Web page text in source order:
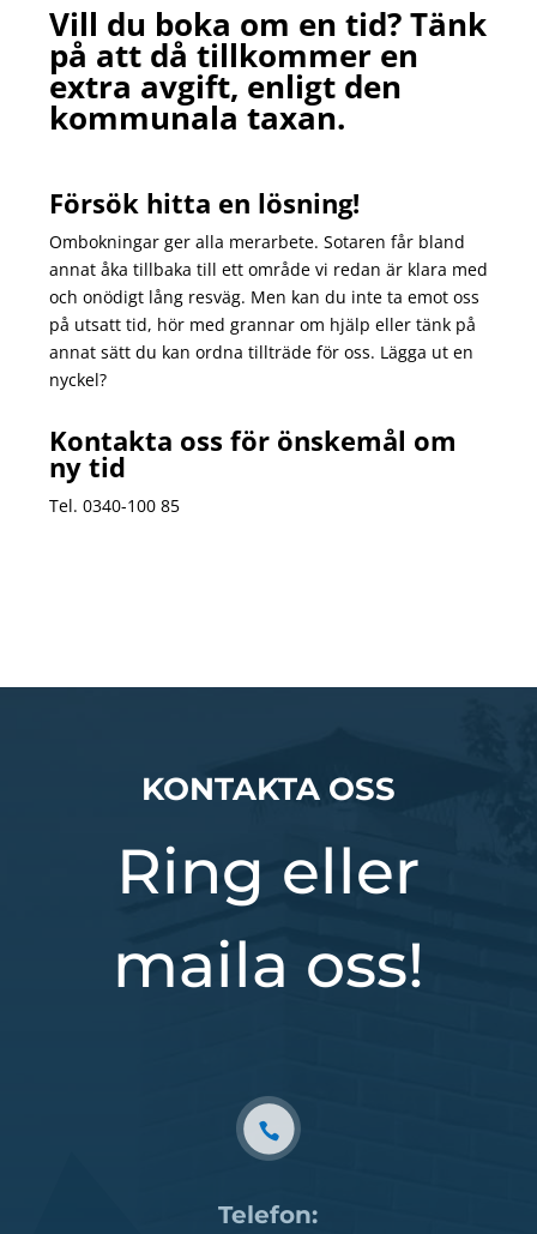
Vill du boka om en tid? Tänk
på att då tillkommer en
extra avgift, enligt den
kommunala taxan.
Försök hitta en lösning!
Ombokningar ger alla merarbete. Sotaren får bland
annat åka tillbaka till ett område vi redan är klara med
och onödigt lång resväg. Men kan du inte ta emot oss
på utsatt tid, hör med grannar om hjälp eller tänk på
annat sätt du kan ordna tillträde för oss. Lägga ut en
nyckel?
Kontakta oss för önskemål om
ny tid
Tel. 0340-100 85
KONTAKTA OSS
Ring eller
maila oss!
Telefon: